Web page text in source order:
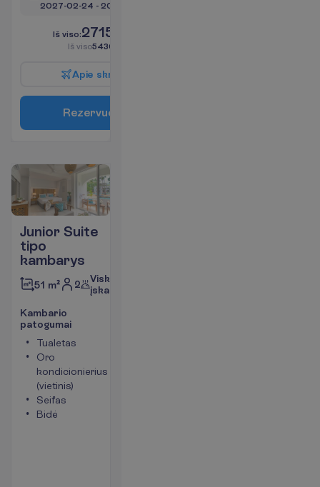
2027-02-24 - 2027-03-06
Iš viso:2715.00
Iš viso5430.00
Apie skr
Rezervuo
Junior Suite
tipo
kambarys
51 m² 2
Viskas
įskaičiuota
Kambario
patogumai
Tualetas
Oro
kondicionierius
(vietinis)
Seifas
Bidė